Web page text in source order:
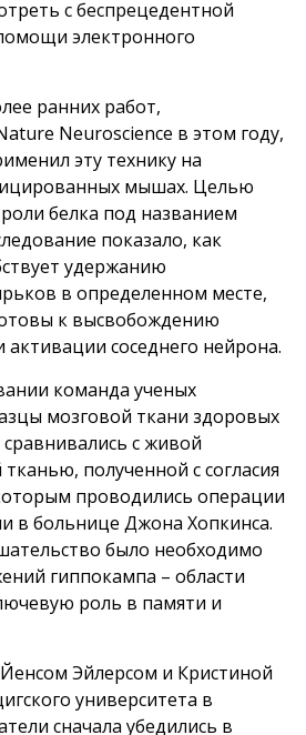
с беспрецедентной
электронного
ранних работ,
Neuroscience в этом году,
эту технику на
мышах. Целью
белка под названием
показало, как
удержанию
в определенном месте,
к высвобождению
соседнего нейрона.
команда ученых
мозговой ткани здоровых
с живой
полученной с согласия
проводились операции
в больнице Джона Хопкинса.
было необходимо
гиппокампа – области
роль в памяти и
Эйлерсом и Кристиной
университета в
сначала убедились в